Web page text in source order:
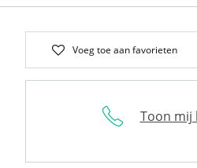
Voeg toe aan favorieten
Toon